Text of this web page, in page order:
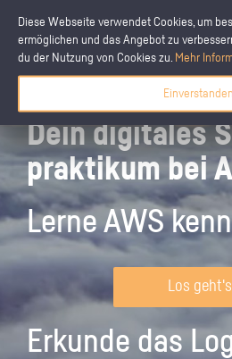
Diese Webseite verwendet Cookies, um
ermöglichen und das Angebot zu
du der Nutzung von Cookies zu. Mehr
Dein digitales
praktikum bei
Lerne AWS
Los geht's
Erkunde das